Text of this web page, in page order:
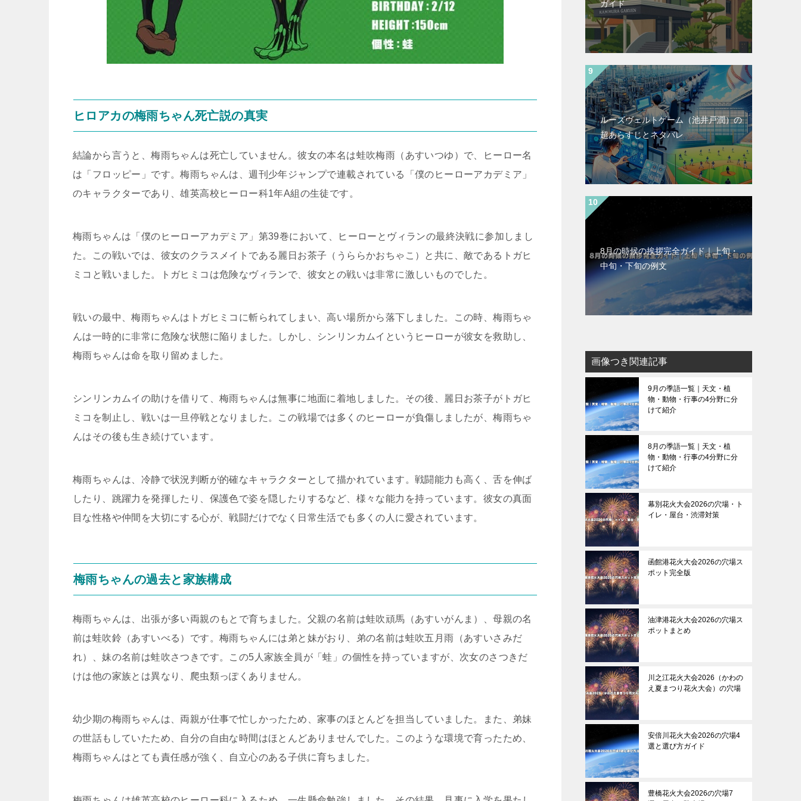
ヒロアカの梅雨ちゃん死亡説の真実
結論から言うと、梅雨ちゃんは死亡していません。彼女の本名は蛙吹梅雨（あすいつゆ）で、ヒーロー名
は「フロッピー」です。梅雨ちゃんは、週刊少年ジャンプで連載されている「僕のヒーローアカデミア」
のキャラクターであり、雄英高校ヒーロー科1年A組の生徒です。
梅雨ちゃんは「僕のヒーローアカデミア」第39巻において、ヒーローとヴィランの最終決戦に参加しまし
た。この戦いでは、彼女のクラスメイトである麗日お茶子（うららかおちゃこ）と共に、敵であるトガヒ
ミコと戦いました。トガヒミコは危険なヴィランで、彼女との戦いは非常に激しいものでした。
戦いの最中、梅雨ちゃんはトガヒミコに斬られてしまい、高い場所から落下しました。この時、梅雨ちゃ
んは一時的に非常に危険な状態に陥りました。しかし、シンリンカムイというヒーローが彼女を救助し、
梅雨ちゃんは命を取り留めました。
シンリンカムイの助けを借りて、梅雨ちゃんは無事に地面に着地しました。その後、麗日お茶子がトガヒ
ミコを制止し、戦いは一旦停戦となりました。この戦場では多くのヒーローが負傷しましたが、梅雨ちゃ
んはその後も生き続けています。
梅雨ちゃんは、冷静で状況判断が的確なキャラクターとして描かれています。戦闘能力も高く、舌を伸ば
したり、跳躍力を発揮したり、保護色で姿を隠したりするなど、様々な能力を持っています。彼女の真面
目な性格や仲間を大切にする心が、戦闘だけでなく日常生活でも多くの人に愛されています。
梅雨ちゃんの過去と家族構成
梅雨ちゃんは、出張が多い両親のもとで育ちました。父親の名前は蛙吹頑馬（あすいがんま）、母親の名
前は蛙吹鈴（あすいべる）です。梅雨ちゃんには弟と妹がおり、弟の名前は蛙吹五月雨（あすいさみだ
れ）、妹の名前は蛙吹さつきです。この5人家族全員が「蛙」の個性を持っていますが、次女のさつきだ
けは他の家族とは異なり、爬虫類っぽくありません。
幼少期の梅雨ちゃんは、両親が仕事で忙しかったため、家事のほとんどを担当していました。また、弟妹
の世話もしていたため、自分の自由な時間はほとんどありませんでした。このような環境で育ったため、
梅雨ちゃんはとても責任感が強く、自立心のある子供に育ちました。
ガイド
ルーズヴェルトゲーム（池井戸潤）の
超あらすじとネタバレ
8月の時候の挨拶完全ガイド｜上旬・
中旬・下旬の例文
画像つき関連記事
9月の季語一覧｜天文・植
物・動物・行事の4分野に分
けて紹介
8月の季語一覧｜天文・植
物・動物・行事の4分野に分
けて紹介
幕別花火大会2026の穴場・ト
イレ・屋台・渋滞対策
函館港花火大会2026の穴場ス
ポット完全版
油津港花火大会2026の穴場ス
ポットまとめ
川之江花火大会2026（かわの
え夏まつり花火大会）の穴場
安倍川花火大会2026の穴場4
選と選び方ガイド
豊橋花火大会2026の穴場7